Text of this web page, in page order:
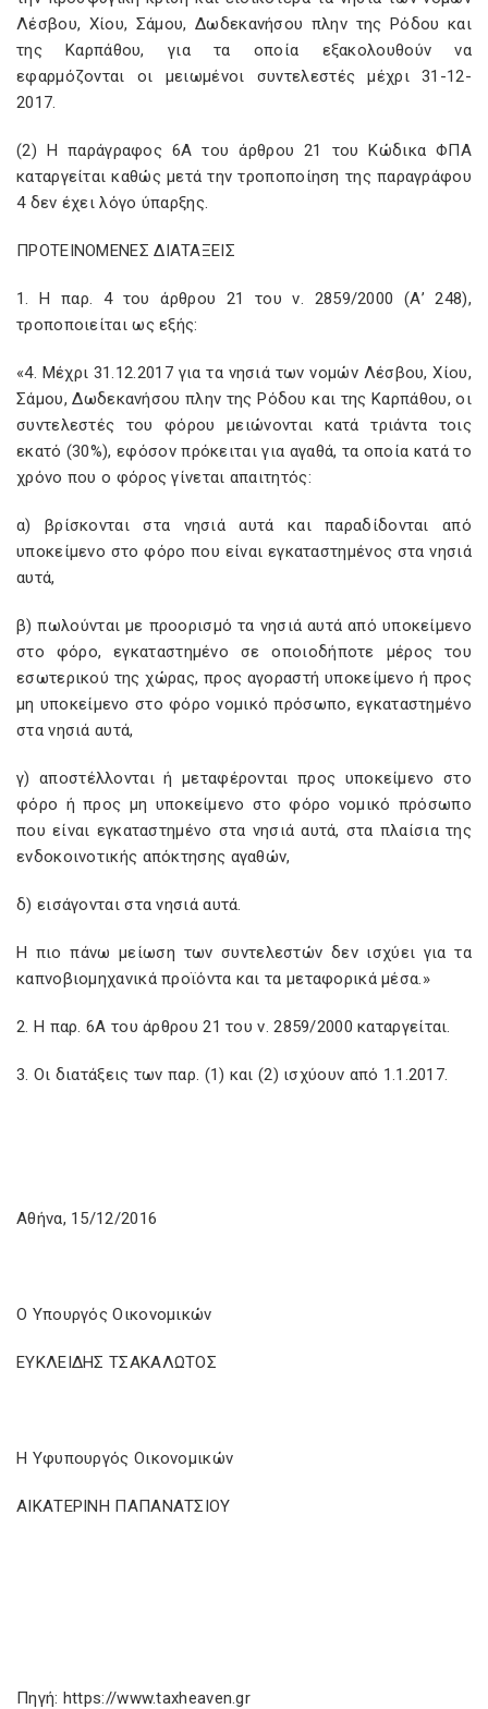
Λέσβου, Χίου, Σάμου, Δωδεκανήσου πλην της Ρόδου και
της Καρπάθου, για τα οποία εξακολουθούν να
εφαρμόζονται οι μειωμένοι συντελεστές μέχρι 31-12-
2017.
(2) Η παράγραφος 6Α του άρθρου 21 του Κώδικα ΦΠΑ
καταργείται καθώς μετά την τροποποίηση της παραγράφου
4 δεν έχει λόγο ύπαρξης.
ΠΡΟΤΕΙΝΟΜΕΝΕΣ ΔΙΑΤΑΞΕΙΣ
1. Η παρ. 4 του άρθρου 21 του ν. 2859/2000 (Α’ 248),
τροποποιείται ως εξής:
«4. Μέχρι 31.12.2017 για τα νησιά των νομών Λέσβου, Χίου,
Σάμου, Δωδεκανήσου πλην της Ρόδου και της Καρπάθου, οι
συντελεστές του φόρου μειώνονται κατά τριάντα τοις
εκατό (30%), εφόσον πρόκειται για αγαθά, τα οποία κατά το
χρόνο που ο φόρος γίνεται απαιτητός:
α) βρίσκονται στα νησιά αυτά και παραδίδονται από
υποκείμενο στο φόρο που είναι εγκαταστημένος στα νησιά
αυτά,
β) πωλούνται με προορισμό τα νησιά αυτά από υποκείμενο
στο φόρο, εγκαταστημένο σε οποιοδήποτε μέρος του
εσωτερικού της χώρας, προς αγοραστή υποκείμενο ή προς
μη υποκείμενο στο φόρο νομικό πρόσωπο, εγκαταστημένο
στα νησιά αυτά,
γ) αποστέλλονται ή μεταφέρονται προς υποκείμενο στο
φόρο ή προς μη υποκείμενο στο φόρο νομικό πρόσωπο
που είναι εγκαταστημένο στα νησιά αυτά, στα πλαίσια της
ενδοκοινοτικής απόκτησης αγαθών,
δ) εισάγονται στα νησιά αυτά.
Η πιο πάνω μείωση των συντελεστών δεν ισχύει για τα
καπνοβιομηχανικά προϊόντα και τα μεταφορικά μέσα.»
2. Η παρ. 6Α του άρθρου 21 του ν. 2859/2000 καταργείται.
3. Οι διατάξεις των παρ. (1) και (2) ισχύουν από 1.1.2017.
Αθήνα, 15/12/2016
Ο Υπουργός Οικονομικών
ΕΥΚΛΕΙΔΗΣ ΤΣΑΚΑΛΩΤΟΣ
Η Υφυπουργός Οικονομικών
ΑΙΚΑΤΕΡΙΝΗ ΠΑΠΑΝΑΤΣΙΟΥ
Πηγή: https://www.taxheaven.gr